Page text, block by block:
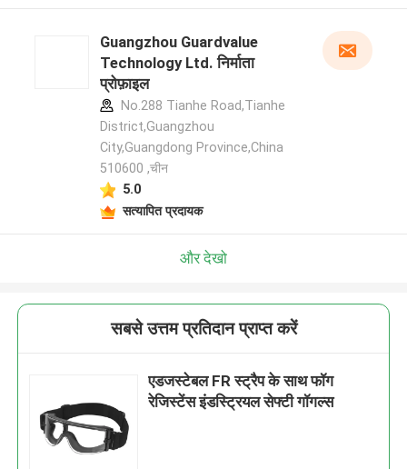
Guangzhou Guardvalue
Technology Ltd. निर्माता
प्रोफ़ाइल
No.288 Tianhe Road,Tianhe
District,Guangzhou
City,Guangdong Province,China
510600 ,चीन
5.0
सत्यापित प्रदायक
और देखो
सबसे उत्तम प्रतिदान प्राप्त करें
एडजस्टेबल FR स्ट्रैप के साथ फॉग
रेजिस्टेंस इंडस्ट्रियल सेफ्टी गॉगल्स